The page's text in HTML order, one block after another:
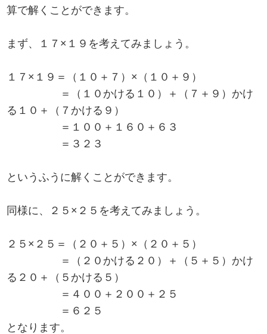
算で解くことができます。
まず、１７×１９を考えてみましょう。
１７×１９＝（１０＋７）×（１０＋９）
＝（１０かける１０）＋（７＋９）かけ
る１０＋（７かける９）
＝１００＋１６０＋６３
＝３２３
というふうに解くことができます。
同様に、２５×２５を考えてみましょう。
２５×２５＝（２０＋５）×（２０＋５）
＝（２０かける２０）＋（５＋５）かけ
る２０＋（５かける５）
＝４００＋２００＋２５
＝６２５
となります。